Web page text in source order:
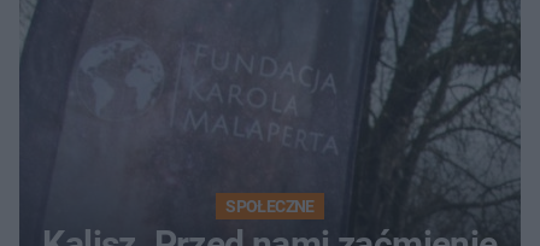
SPOŁECZNE